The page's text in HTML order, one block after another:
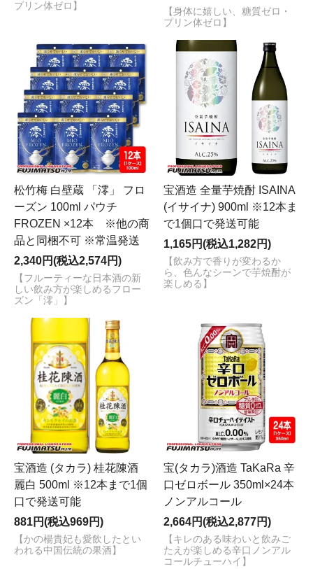
プリン体ゼロ】
【身体に嬉しい、糖質ゼロ・
プリン体ゼロ】
松竹梅 白壁蔵 「澪」 フロ
ーズン 100ml パウチ
FROZEN ×12本 ※他の商
品と同梱不可 ※常温発送
2,340円(税込2,574円)
【フルーティーな日本酒の新
しい飲み方が楽しめるフロー
ズン「澪」】
宝酒造 全量芋焼酎 ISAINA
(イサイナ) 900ml ※12本ま
で1個口で発送可能
1,165円(税込1,282円)
【飲み方で香りが変わるか
ら、色んなシーンで芋焼酎が
楽しめる】
宝酒造 (タカラ) 桂花陳酒
麗白 500ml ※12本まで1個
口で発送可能
881円(税込969円)
【かの楊貴妃も愛飲したとい
われる中国伝統の果酒】
宝(タカラ)酒造 TaKaRa 辛
口ゼロボール 350ml×24本
ノンアルコール
2,664円(税込2,877円)
【キレのある味わいと飲みご
たえが楽しめる辛口ノンアル
コールチューハイ】